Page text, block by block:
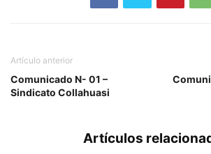
Artículo anterior
Comunicado N- 01 –
Sindicato Collahuasi
Artículos